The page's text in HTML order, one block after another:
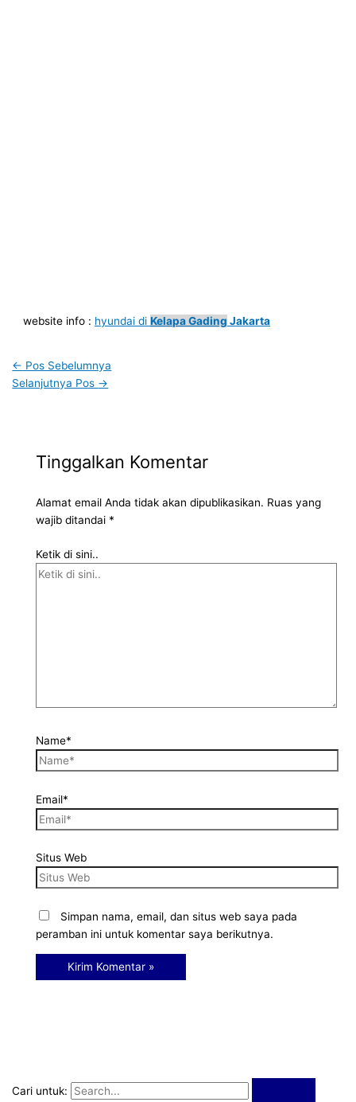
Cari untuk:
website info : hyundai diKelapa Gading Jakarta
← Pos Sebelumnya
Selanjutnya Pos →
Tinggalkan Komentar
Alamat email Anda tidak akan dipublikasikan. Ruas yang
wajib ditandai *
Ketik di sini..
Name*
Email*
Situs Web
Simpan nama, email, dan situs web saya pada
peramban ini untuk komentar saya berikutnya.